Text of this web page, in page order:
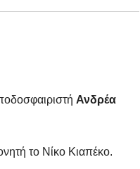
Ανδρέα
το Νίκο Κιαπέκο.